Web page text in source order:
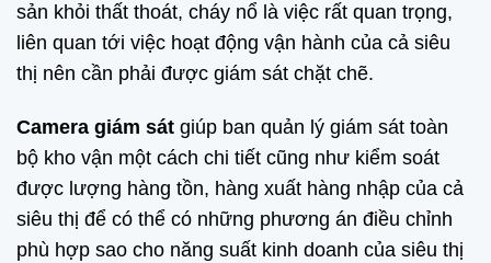
sản khỏi thất thoát, cháy nổ là việc rất quan trọng,
liên quan tới việc hoạt động vận hành của cả siêu
thị nên cần phải được giám sát chặt chẽ.
Camera giám sát giúp ban quản lý giám sát toàn
bộ kho vận một cách chi tiết cũng như kiểm soát
được lượng hàng tồn, hàng xuất hàng nhập của cả
siêu thị để có thể có những phương án điều chỉnh
phù hợp sao cho năng suất kinh doanh của siêu thị